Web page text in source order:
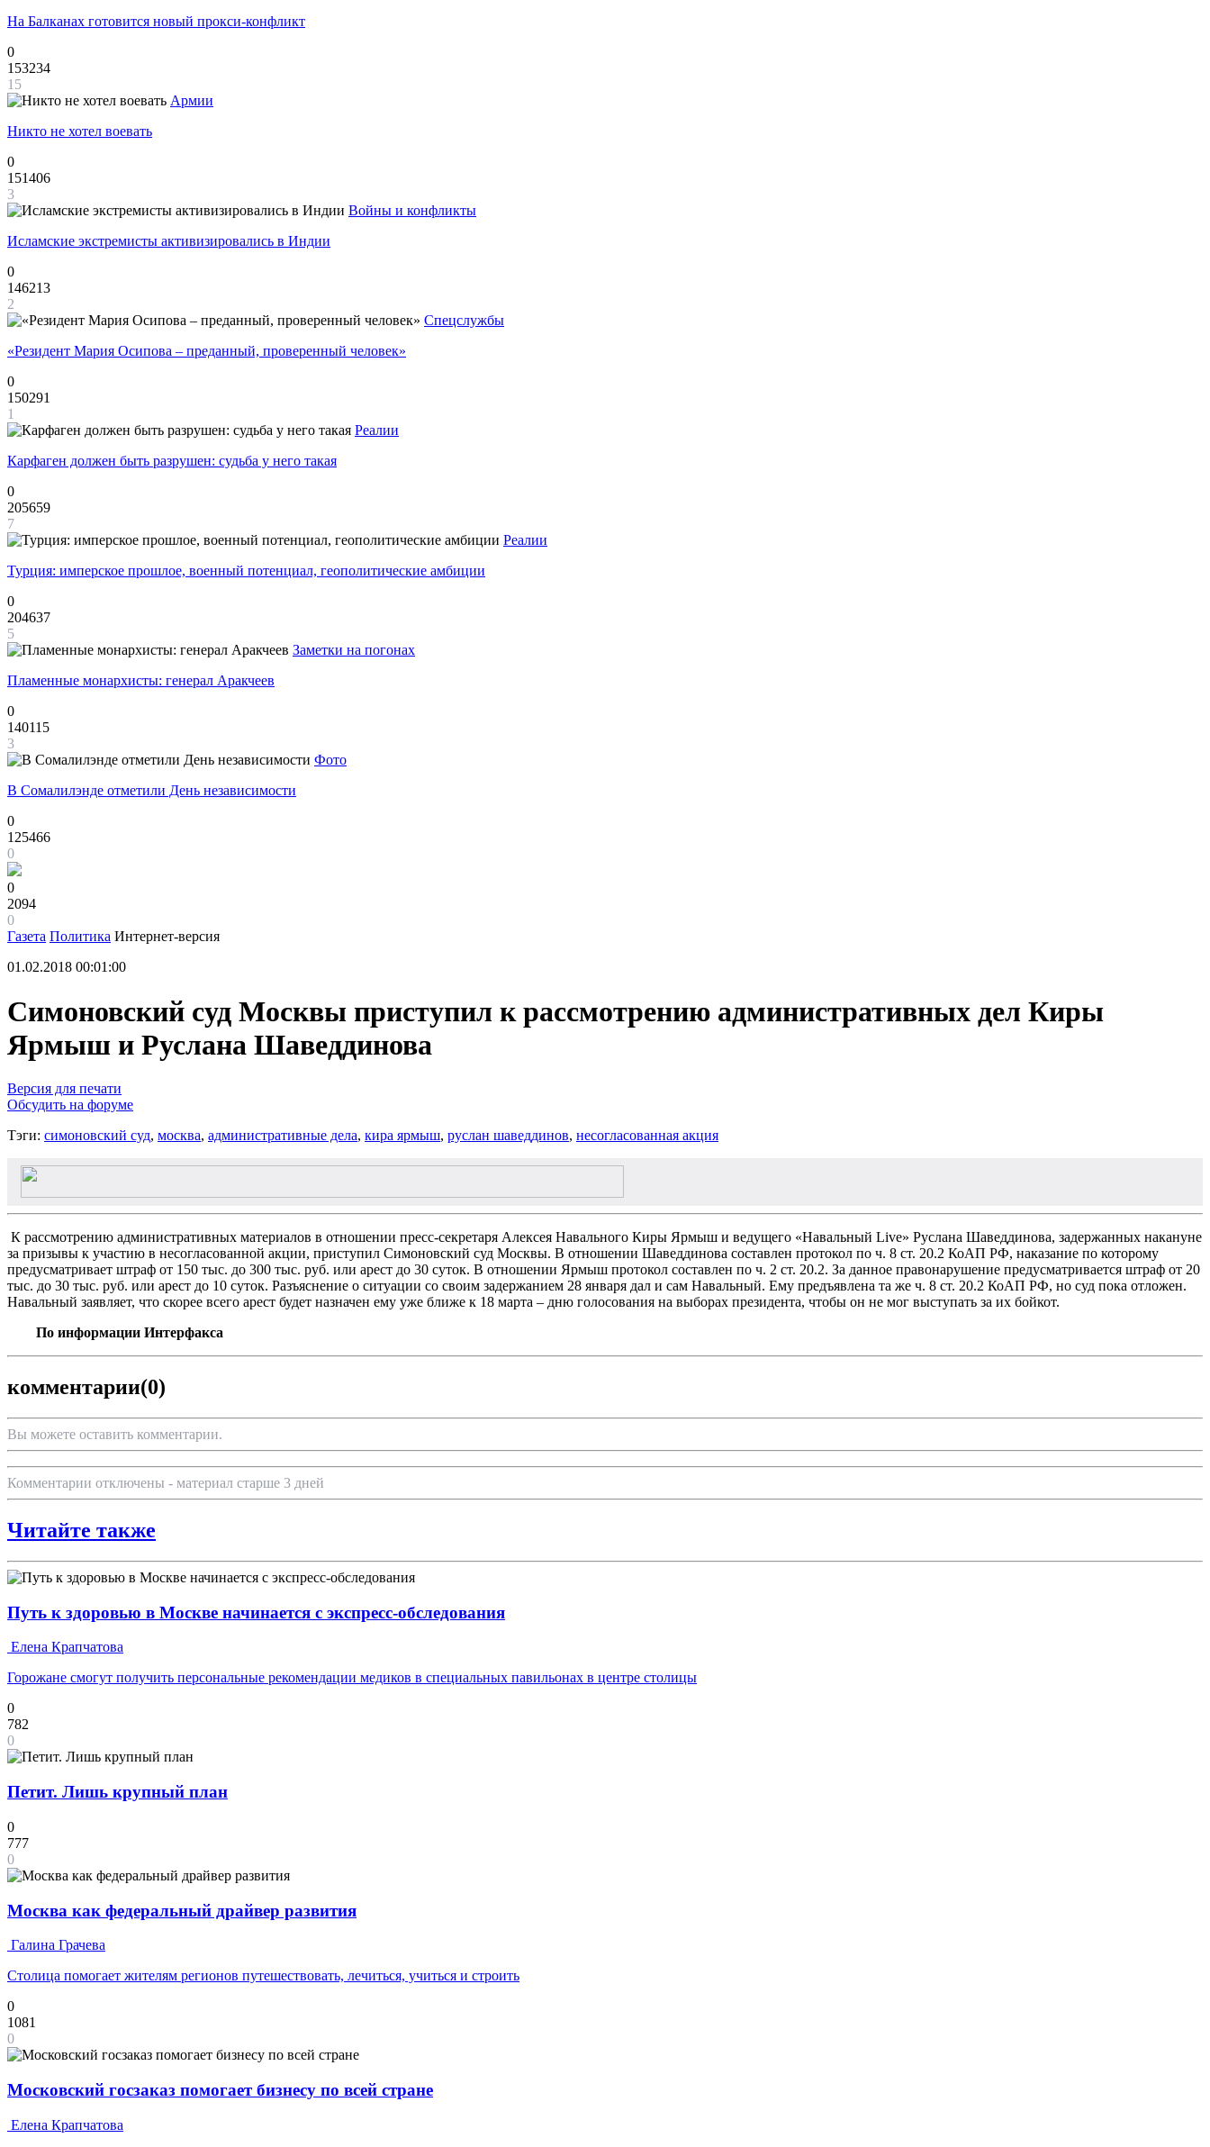
На Балканах готовится новый прокси-конфликт
0
153234
15
Армии
Никто не хотел воевать
0
151406
3
Войны и конфликты
Исламские экстремисты активизировались в Индии
0
146213
2
Спецслужбы
«Резидент Мария Осипова – преданный, проверенный человек»
0
150291
1
Реалии
Карфаген должен быть разрушен: судьба у него такая
0
205659
7
Реалии
Турция: имперское прошлое, военный потенциал, геополитические амбиции
0
204637
5
Заметки на погонах
Пламенные монархисты: генерал Аракчеев
0
140115
3
Фото
В Сомалилэнде отметили День независимости
0
125466
0
0
2094
0
Газета Политика Интернет-версия
01.02.2018 00:01:00
Симоновский суд Москвы приступил к рассмотрению административных дел Киры
Ярмыш и Руслана Шаведдинова
Версия для печати
Обсудить на форуме
Тэги: симоновский суд, москва, административные дела, кира ярмыш, руслан шаведдинов, несогласованная акция
К рассмотрению административных материалов в отношении пресс-секретаря Алексея Навального Киры Ярмыш и ведущего «Навальный Live» Руслана Шаведдинова, задержанных накануне
за призывы к участию в несогласованной акции, приступил Симоновский суд Москвы. В отношении Шаведдинова составлен протокол по ч. 8 ст. 20.2 КоАП РФ, наказание по которому
предусматривает штраф от 150 тыс. до 300 тыс. руб. или арест до 30 суток. В отношении Ярмыш протокол составлен по ч. 2 ст. 20.2. За данное правонарушение предусматривается штраф от 20
тыс. до 30 тыс. руб. или арест до 10 суток. Разъяснение о ситуации со своим задержанием 28 января дал и сам Навальный. Ему предъявлена та же ч. 8 ст. 20.2 КоАП РФ, но суд пока отложен.
Навальный заявляет, что скорее всего арест будет назначен ему уже ближе к 18 марта – дню голосования на выборах президента, чтобы он не мог выступать за их бойкот.
По информации Интерфакса
комментарии(0)
Вы можете оставить комментарии.
Комментарии отключены - материал старше 3 дней
Читайте также
Путь к здоровью в Москве начинается с экспресс-обследования
Елена Крапчатова
Горожане смогут получить персональные рекомендации медиков в специальных павильонах в центре столицы
0
782
0
Петит. Лишь крупный план
0
777
0
Москва как федеральный драйвер развития
Галина Грачева
Столица помогает жителям регионов путешествовать, лечиться, учиться и строить
0
1081
0
Московский госзаказ помогает бизнесу по всей стране
Елена Крапчатова